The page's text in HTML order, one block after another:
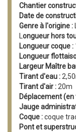
Chantier
Date de
Genre à l'origine :
ongueur hors
Longueur coque :
Longueur
Largeur Maître
Tirant d'eau :
Tirant d'air : 20m
Déplacement (en
Jauge
Coque :coque
Pont et